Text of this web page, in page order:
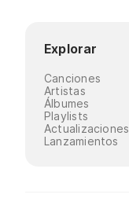
Explorar
Canciones
Artistas
Álbumes
Playlists
Actualizaciones
Lanzamientos